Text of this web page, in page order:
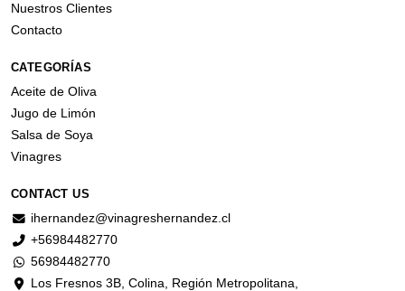
Nuestros Clientes
Contacto
CATEGORÍAS
Aceite de Oliva
Jugo de Limón
Salsa de Soya
Vinagres
CONTACT US
ihernandez@vinagreshernandez.cl
+56984482770
56984482770
Los Fresnos 3B, Colina, Región Metropolitana,